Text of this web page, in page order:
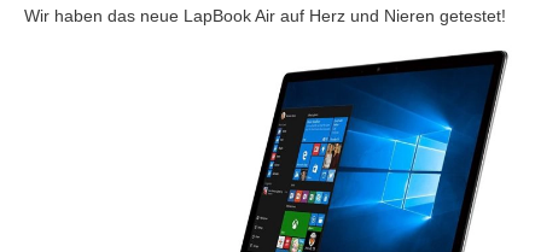
Wir haben das neue LapBook Air auf Herz und Nieren getestet!